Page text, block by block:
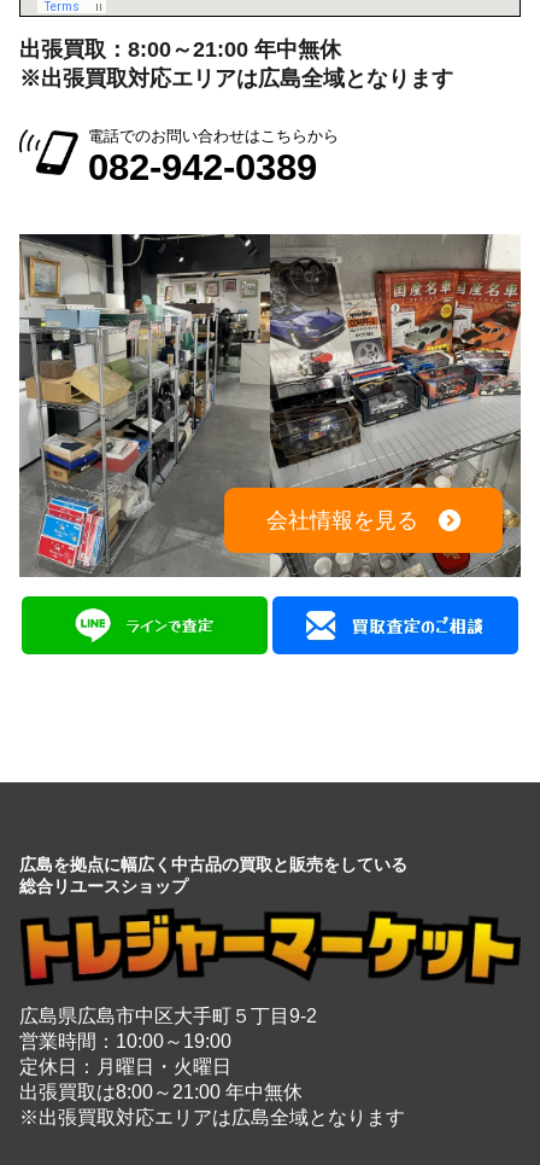
出張買取：8:00～21:00 年中無休
※出張買取対応エリアは広島全域となります
電話でのお問い合わせはこちらから
082-942-0389
会社情報を見る
広島を拠点に幅広く中古品の買取と販売をしている
総合リユースショップ
広島県広島市中区大手町５丁目9-2
営業時間：10:00～19:00
定休日：月曜日・火曜日
出張買取は8:00～21:00 年中無休
※出張買取対応エリアは広島全域となります